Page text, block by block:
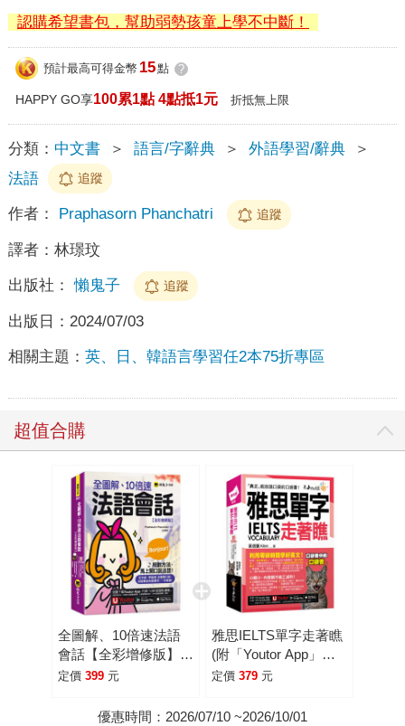
認購希望書包，幫助弱勢孩童上學不中斷！
預計最高可得金幣 15點 ?
HAPPY GO享100累1點 4點抵1元 折抵無上限
分類： 中文書 ＞ 語言/字辭典 ＞ 外語學習/辭典
＞
法語
追蹤
作者： Praphasorn Phanchatri 追蹤
譯者： 林璟玟
出版社： 懶鬼子 追蹤
出版日： 2024/07/03
相關主題： 英、日、韓語言學習任2本75折專區
超值合購
全圖解、10倍速法語
會話【全彩增修版】
(附「Youtor App」內
定價 399 元
雅思IELTS單字走著瞧
(附「Youtor App」內
含VRP虛擬點讀筆+防
定價 379 元
優惠時間：2026/07/10 ~2026/10/01